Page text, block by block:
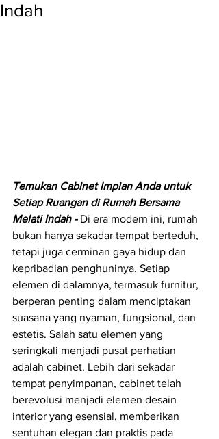
Indah
Temukan Cabinet Impian Anda untuk
Setiap Ruangan di Rumah Bersama
Melati Indah - Di era modern ini, rumah
bukan hanya sekadar tempat berteduh,
tetapi juga cerminan gaya hidup dan
kepribadian penghuninya. Setiap
elemen di dalamnya, termasuk furnitur,
berperan penting dalam menciptakan
suasana yang nyaman, fungsional, dan
estetis. Salah satu elemen yang
seringkali menjadi pusat perhatian
adalah cabinet. Lebih dari sekadar
tempat penyimpanan, cabinet telah
berevolusi menjadi elemen desain
interior yang esensial, memberikan
sentuhan elegan dan praktis pada